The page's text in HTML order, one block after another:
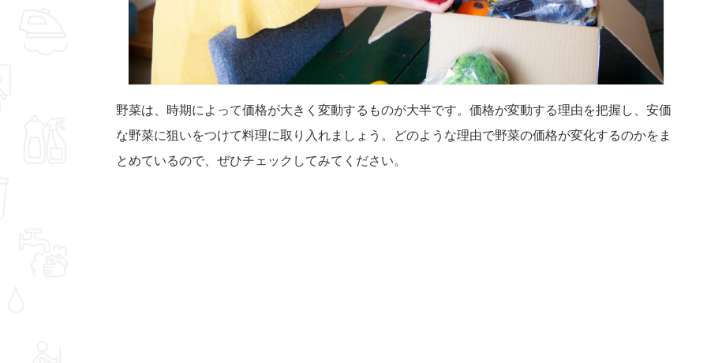
野菜は、時期によって価格が大きく変動するものが大半です。価格が変動する理由を把握し、安価
な野菜に狙いをつけて料理に取り入れましょう。どのような理由で野菜の価格が変化するのかをま
とめているので、ぜひチェックしてみてください。